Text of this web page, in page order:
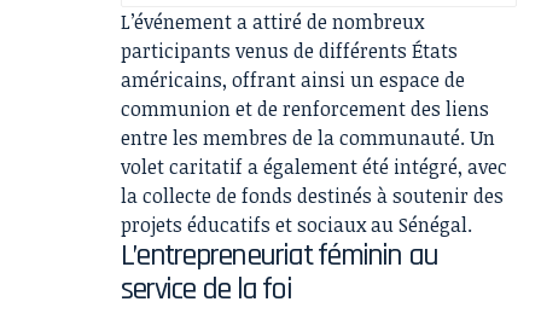
L’événement a attiré de nombreux
participants venus de différents États
américains, offrant ainsi un espace de
communion et de renforcement des liens
entre les membres de la communauté. Un
volet caritatif a également été intégré, avec
la collecte de fonds destinés à soutenir des
projets éducatifs et sociaux au Sénégal.
L’entrepreneuriat féminin au
service de la foi